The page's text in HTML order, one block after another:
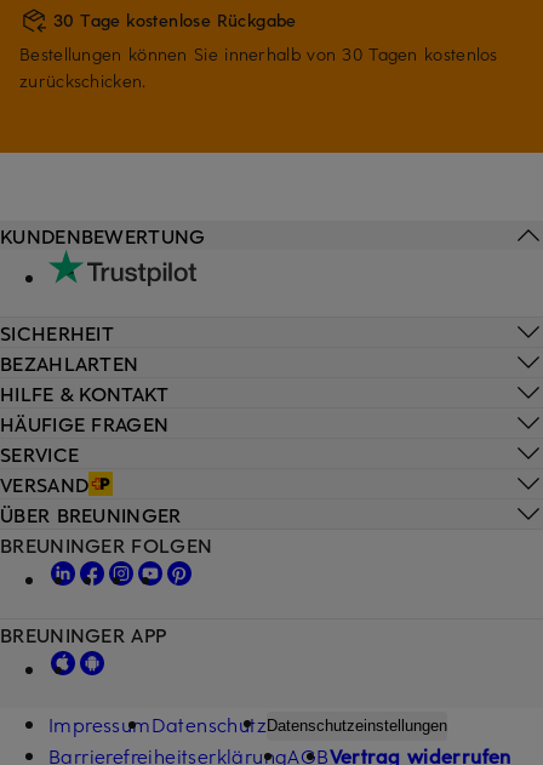
30 Tage kostenlose Rückgabe
Bestellungen können Sie innerhalb von 30 Tagen kostenlos
zurückschicken.
HILFE & KONTAKT
HÄUFIGE FRAGEN
SERVICE
VERSAND
KUNDENBEWERTUNG
SICHERHEIT
BEZAHLARTEN
ÜBER BREUNINGER
BREUNINGER FOLGEN
BREUNINGER APP
ImpressumDatenschutz Datenschutzeinstellungen
BarrierefreiheitserklärungAGBVertrag widerrufen